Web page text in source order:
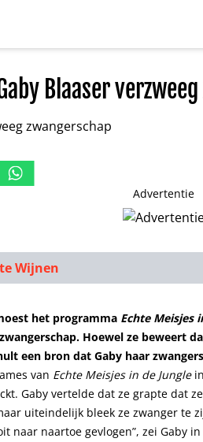
Blaaser
Advertentie
Wijnen
het programma Echte Meisjes
Hoewel ze beweert
een bron dat Gaby haar
van Echte Meisjes in de Jungle
Gaby vertelde dat ze grapte dat
uiteindelijk bleek ze zwanger te
naar naartoe gevlogen”, zei Gaby